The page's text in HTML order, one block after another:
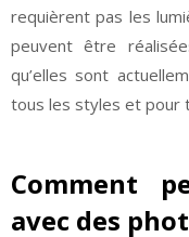
requièrent pas les
peuvent être
qu’elles sont
tous les styles et pour
Comment
avec des